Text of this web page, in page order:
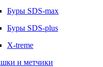
Буры SDS-max
Буры SDS-plus
X-treme
и метчики